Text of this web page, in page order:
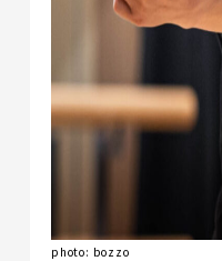
photo: bozzo